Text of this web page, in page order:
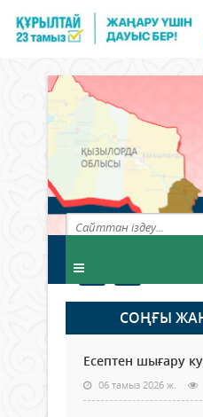
СОҢҒЫ
Есептен шығару
06 тамыз 2026 ж.